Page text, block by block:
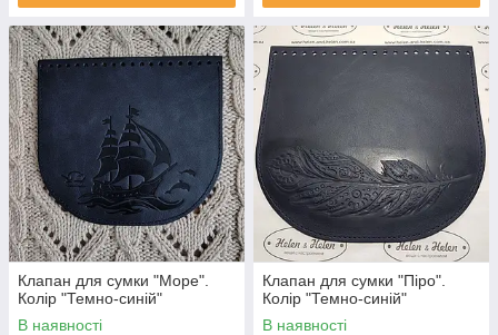
Клапан для сумки "Море".
Колір "Темно-синій"
В наявності
Клапан для сумки "Піро".
Колір "Темно-синій"
В наявності